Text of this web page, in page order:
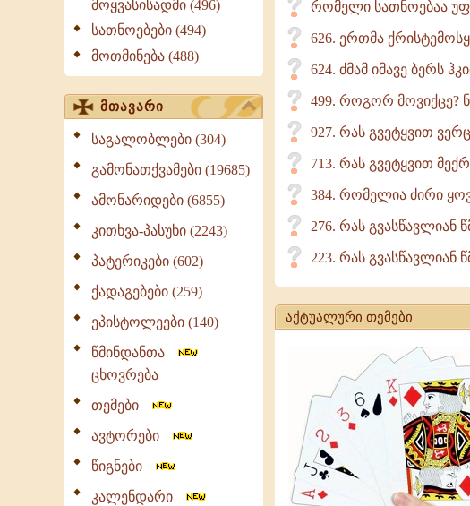
მოყვასისადმი (496)
სათნოებები (494)
მოთმინება (488)
მთავარი
საგალობლები (304)
გამონათქვამები (19685)
ამონარიდები (6855)
კითხვა-პასუხი (2243)
პატერიკები (602)
ქადაგებები (259)
ეპისტოლეები (140)
წმინდანთა
ცხოვრება
თემები
ავტორები
წიგნები
კალენდარი
რომელი სათნოებაა
626. ერთმა
624. ძმამ იმავე ბერს
499. როგორ მოვიქცე?
927. რას გვეტყვით
713. რას გვეტყვით
384. რომელია ძირი
276. რას გვასწავლიან
223. რას გვასწავლიან
აქტუალური თემები